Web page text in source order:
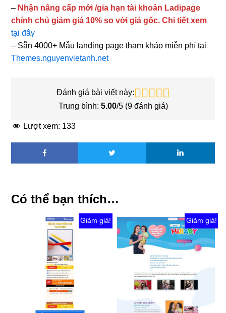
– Nhận nâng cấp mới /gia hạn tài khoản Ladipage
chính chủ giảm giá 10% so với giá gốc. Chi tiết xem
tại đây
– Sẵn 4000+ Mẫu landing page tham khảo miễn phí tại
Themes.nguyenvietanh.net
Đánh giá bài viết này:
Trung bình: 5.00/5 (9đánh giá)
Lượt xem: 133
Có thể bạn thích…
Giảm giá! Giảm giá!